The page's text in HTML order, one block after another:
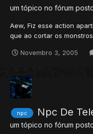
um tópico no fórum
Aew, Fiz esse action
que ao cortar os
isso no actions.xml --
Novembro 3, 2005
npc Npc De
um tópico no fórum